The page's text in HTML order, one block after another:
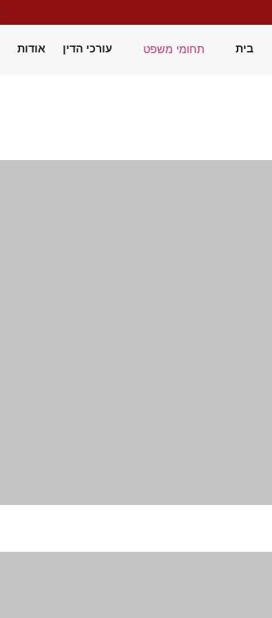
בית תחומי משפט עורכי הדין אודות